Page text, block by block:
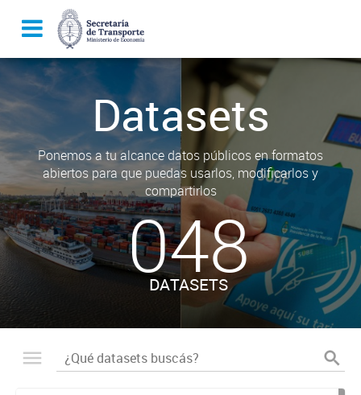
Datasets
Ponemos a tu alcance datos públicos en formatos
abiertos para que puedas usarlos, modificarlos y
compartirlos
048
DATASETS